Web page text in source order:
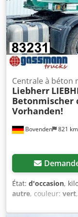
autre marque) !
adaptée pour
disponible pour un
modèles de 2009
m³, 3 modèles de
LES ACCESSOIRES
modifications, de
Bovenden 821 km
Centrale à béton
Liebherr
Betonmischer
Vorhanden!
État: d'occasion,
autre, couleur: vert
suspension:air,